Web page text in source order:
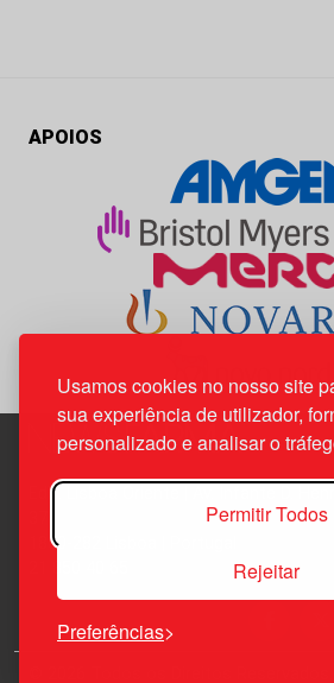
Usamos cookies no nosso site
sua experiência de utilizador,
personalizado e analisar o
Permitir Todos
Rejeitar
Preferências
APOIOS
Edif. Lisboa Oriente | Av. Infante D.
1800-282 Lisboa | Portugal